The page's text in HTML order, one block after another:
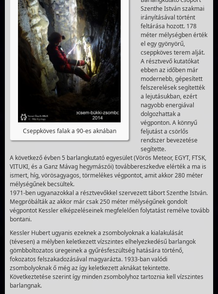
Cseppköves falak a 90-es aknában
Szenthe István szakmai
irányításával történt
feltárása hozott. 178
méter mélységben érték
el egy gyönyörű,
cseppköves terem alját.
A résztvevő kutatókat
ebben az időben már
modernebb, gépesített
felszerelések segítették
a lejutásukban, ezért
nagyobb energiával
dolgozhattak a
végponton. A könnyű
feljutást a csörlős
rendszer bevezetése
segítette.
A következő évben 5 barlangkutató egyesület (Vörös Meteor, EGYT, FTSK,
VITUKI, és a Ganz Mávag hegymászói) továbbereszkedve elérték a ma is
ismert, híg, vörösagyagos, törmelékes végpontot, amit akkor 280 méter
mélységűnek becsültek.
1971-ben ugyanazokkal a résztvevőkkel szervezett tábort Szenthe István.
Megpróbálták az akkor már csak 250 méter mélységűnek gondolt
végpontot Kessler elképzeléseinek megfelelően folytatást remélve tovább
bontani.
Kessler Hubert ugyanis ezeknek a zsombolyoknak a kialakulását
(tévesen) a mélyben keletkezett vízszintes elhelyezkedésű barlangok
gömbboltozatos üregeinek a gyűrésfeszültség hatására történő,
fokozatos felszakadozásával magyarázta. 1933-ban valódi
zsombolyoknak ő még az így keletkezett aknákat tekintette.
Következtetése szerint így minden zsombolyhoz tartoznia kell vízszintes
barlangnak.